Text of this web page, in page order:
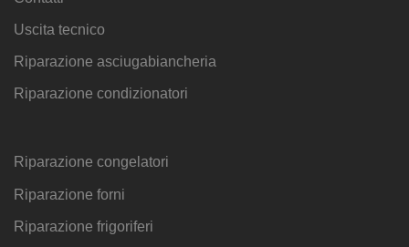
Uscita tecnico
Riparazione asciugabiancheria
Riparazione condizionatori
Riparazione congelatori
Riparazione forni
Riparazione frigoriferi